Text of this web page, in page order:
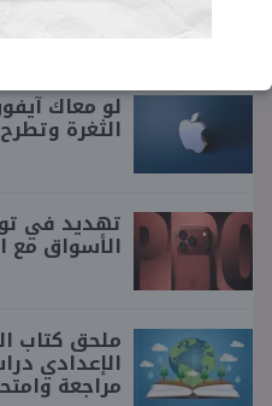
لو معاك
الثغرة
الأسواق مع
ملحق كتاب
مراجعة